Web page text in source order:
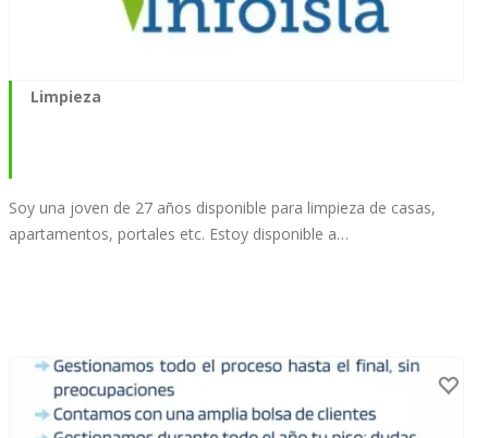
Limpieza
Soy una joven de 27 años disponible para limpieza de casas,
apartamentos, portales etc. Estoy disponible a…